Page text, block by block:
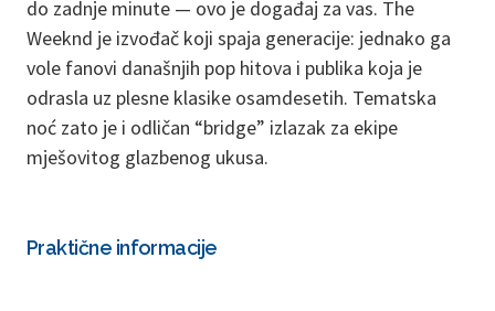
do zadnje minute — ovo je događaj za vas. The
Weeknd je izvođač koji spaja generacije: jednako ga
vole fanovi današnjih pop hitova i publika koja je
odrasla uz plesne klasike osamdesetih. Tematska
noć zato je i odličan “bridge” izlazak za ekipe
mješovitog glazbenog ukusa.
Praktične informacije